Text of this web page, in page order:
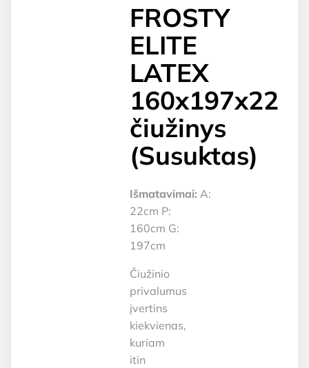
FROSTY
ELITE
LATEX
160x197x22
čiužinys
(Susuktas)
Išmatavimai: A:
22cm P:
160cm G:
197cm
Čiužinio
privalumus
įvertins
kiekvienas,
kuriam
itin